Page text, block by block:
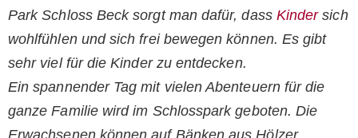
Park Schloss Beck sorgt man dafür, dass Kindersich
wohlfühlen und sich frei bewegen können. Es gibt
sehr viel für die Kinder zu entdecken.
Ein spannender Tag mit vielen Abenteuern für die
ganze Familie wird im Schlosspark geboten. Die
Erwachsenen können auf Bänken aus Hölzer